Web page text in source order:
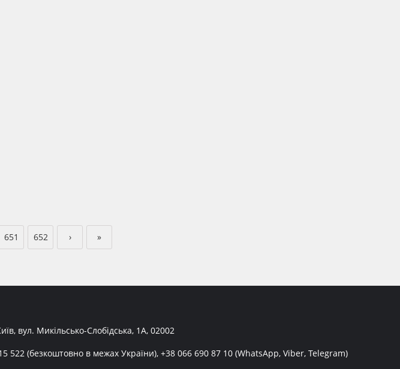
651 652 › »
вул. Микільсько-Слобідська, 1А, 02002
522 (безкоштовно в межах України), +38 066 690 87 10 (WhatsApp, Viber, Telegram)